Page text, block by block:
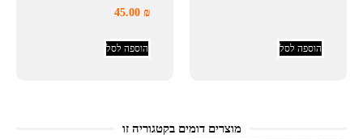
הוספה לסל
45.00₪
הוספה לסל
מוצרים דומים בקטגוריה זו